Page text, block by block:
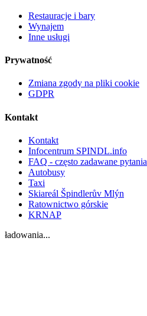
Restauracje i bary
Wynajem
Inne usługi
Prywatność
Zmiana zgody na pliki cookie
GDPR
Kontakt
Kontakt
Infocentrum SPINDL.info
FAQ - często zadawane pytania
Autobusy
Taxi
Skiareál Špindlerův Mlýn
Ratownictwo górskie
KRNAP
ładowania...